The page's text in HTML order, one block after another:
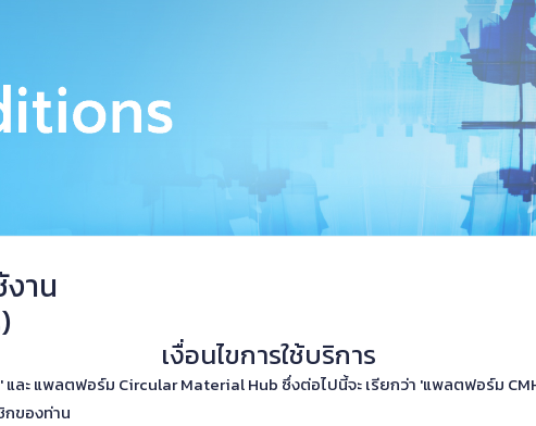
- THE CIRCULAR
าน
เงื่อนไขการใช้บริการ
ละ แพลตฟอร์ม Circular Material Hub ซึ่งต่อไปนี้จะ เรียกว่า 'แพลตฟอร์ม
กของท่าน